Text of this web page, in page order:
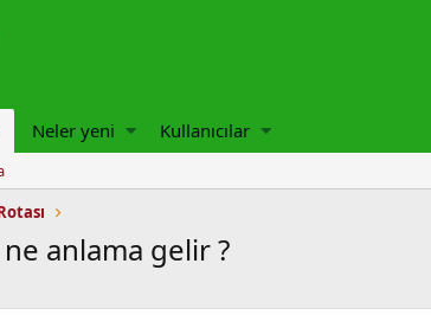
Neler yeni Kullanıcılar
anlama gelir ?